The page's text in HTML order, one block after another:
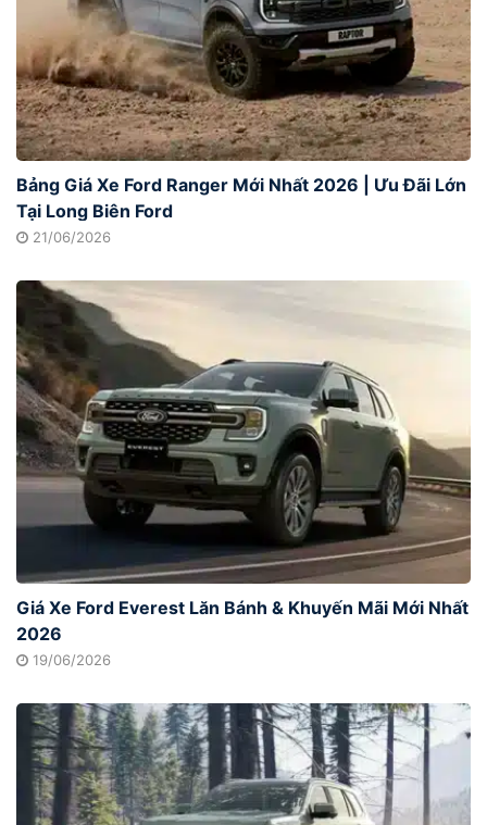
Bảng Giá Xe Ford Ranger Mới Nhất 2026 | Ưu Đãi Lớn
Tại Long Biên Ford
21/06/2026
Giá Xe Ford Everest Lăn Bánh & Khuyến Mãi Mới Nhất
2026
19/06/2026